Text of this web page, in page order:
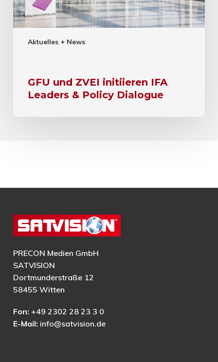
Aktuelles + News
GFU und ZVEI initiieren IFA
Leaders & Policy Dialogue
PRECON Medien GmbH
SATVISION
Dortmunderstraße 12
58455 Witten
Fon: +49 2302 28 23 3 0
E-Mail: info@satvision.de